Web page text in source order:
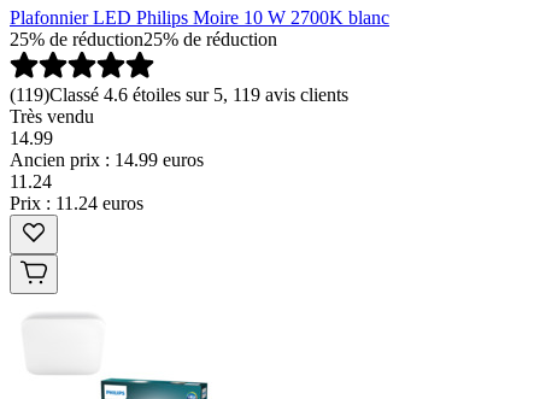
Plafonnier LED Philips Moire 10 W 2700K blanc
25% de réduction25% de réduction
(119)Classé 4.6 étoiles sur 5, 119 avis clients
Très vendu
14.99
Ancien prix : 14.99 euros
11 .24
Prix : 11.24 euros